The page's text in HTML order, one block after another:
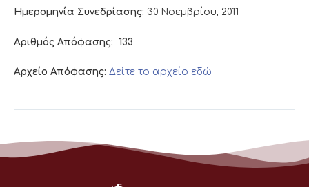
Ημερομηνία Συνεδρίασης: 30 Νοεμβρίου, 2011
Αριθμός Απόφασης: 133
Αρχείο Απόφασης: Δείτε το αρχείο εδώ